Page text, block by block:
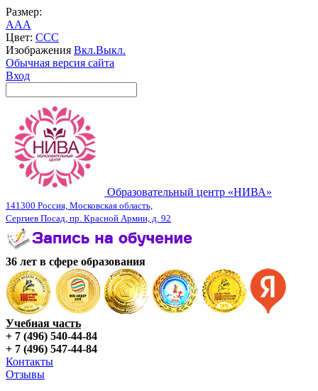
Размер:
AAA
Цвет: CCC
Изображения Вкл.Выкл.
Обычная версия сайта
Вход
Образовательный центр «НИВА»
141300 Россия, Московская область,
Сергиев Посад, пр. Красной Армии, д. 92
36 лет в сфере образования
Учебная часть
+ 7 (496) 540-44-84
+ 7 (496) 547-44-84
Контакты
Отзывы